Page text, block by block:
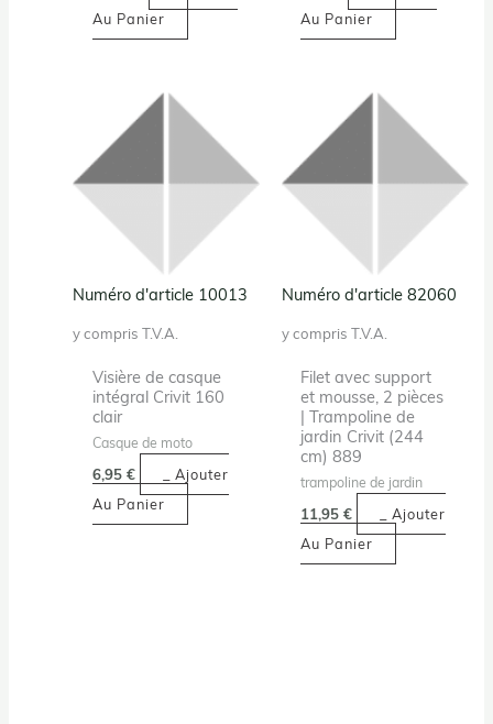
Au Panier
Au Panier
Numéro d'article 10013
y compris T.V.A.
Visière de casque
intégral Crivit 160
clair
Casque de moto
6,95 €
_ Ajouter
Au Panier
Numéro d'article 82060
y compris T.V.A.
Filet avec support
et mousse, 2 pièces
| Trampoline de
jardin Crivit (244
cm) 889
trampoline de jardin
11,95€
_ Ajouter
Au Panier